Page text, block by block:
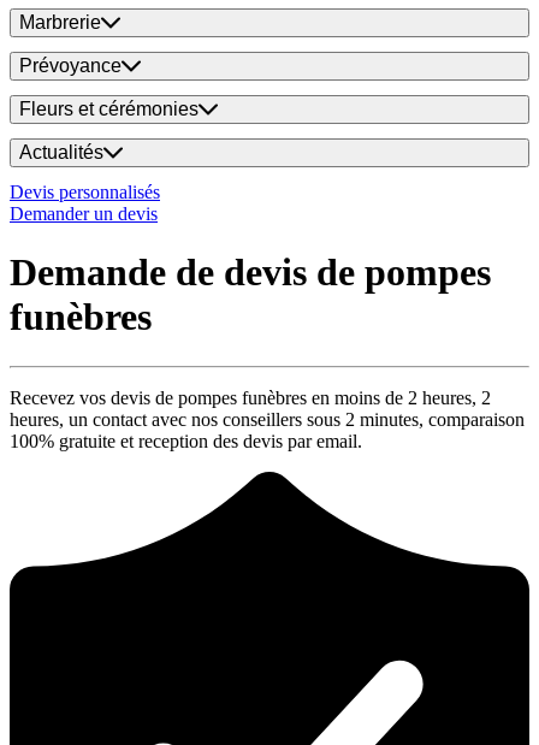
Marbrerie
Prévoyance
Fleurs et cérémonies
Actualités
Devis personnalisés
Demander un devis
Demande de devis de pompes
funèbres
Recevez vos devis de pompes funèbres en moins de 2 heures, 2
heures, un contact avec nos conseillers sous 2 minutes, comparaison
100% gratuite et reception des devis par email.